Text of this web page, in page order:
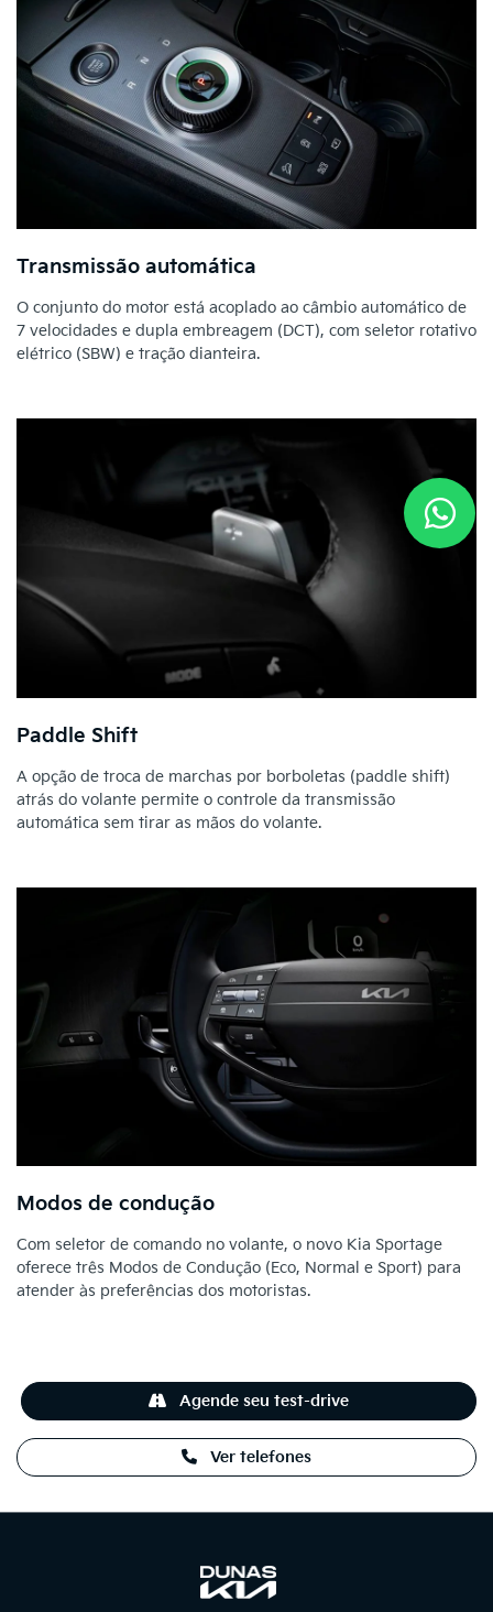
Transmissão automática
O conjunto do motor está acoplado ao câmbio automático de
7 velocidades e dupla embreagem (DCT), com seletor rotativo
elétrico (SBW) e tração dianteira.
Paddle Shift
A opção de troca de marchas por borboletas (paddle shift)
atrás do volante permite o controle da transmissão
automática sem tirar as mãos do volante.
Modos de condução
Com seletor de comando no volante, o novo Kia Sportage
oferece três Modos de Condução (Eco, Normal e Sport) para
atender às preferências dos motoristas.
Ver telefones
Agende seu test-drive